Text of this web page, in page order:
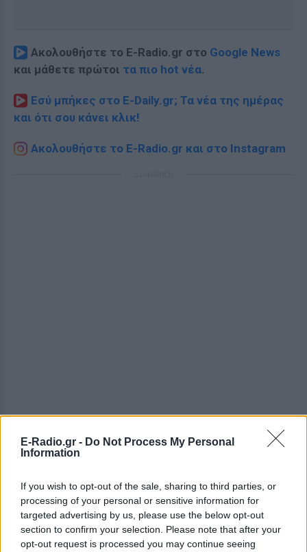
E-Radio.gr - Do Not Process My Personal
Information
If you wish to opt-out of the sale, sharing to third parties, or
processing of your personal or sensitive information for
targeted advertising by us, please use the below opt-out
section to confirm your selection. Please note that after your
opt-out request is processed you may continue seeing
Ακολουθήστε το E-Radio.gr στο Google News
και μάθετε πρώτοι τα πιο hot νέα.
Εσύ μπήκες στο E-Daily.gr; Τα νέα της ημέρας
και ότι σου κάνει κλικ!
Ακολουθήστε το E-Radio.gr και στο Instagram
ΔΕΙΤΕ ΕΠΙΣΗΣ
ΣΤΗΝ ΙΔΙΑ ΚΑΤΗΓΟΡΙΑ